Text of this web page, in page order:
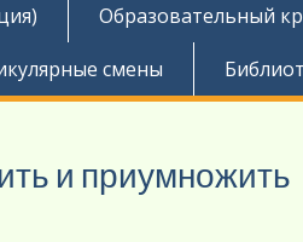
Образовательный
смены
и приумножить